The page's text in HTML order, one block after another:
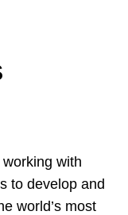
with
to develop and
world’s most